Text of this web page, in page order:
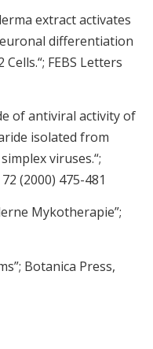
extract activates
differentiation
FEBS Letters
of antiviral activity of
isolated from
viruses.“;
(2000) 475-481
Mykotherapie”;
Botanica Press,